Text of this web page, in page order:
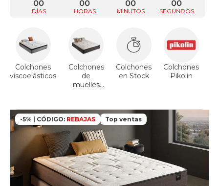
DÍAS
00
HORAS
00
MINUTOS
00
SEGUNDOS
00
Colchones
viscoelásticos
Colchones
de
muelles
Colchones
en Stock
Colchones
Pikolin
-5% | CÓDIGO: REBAJAS Top ventas